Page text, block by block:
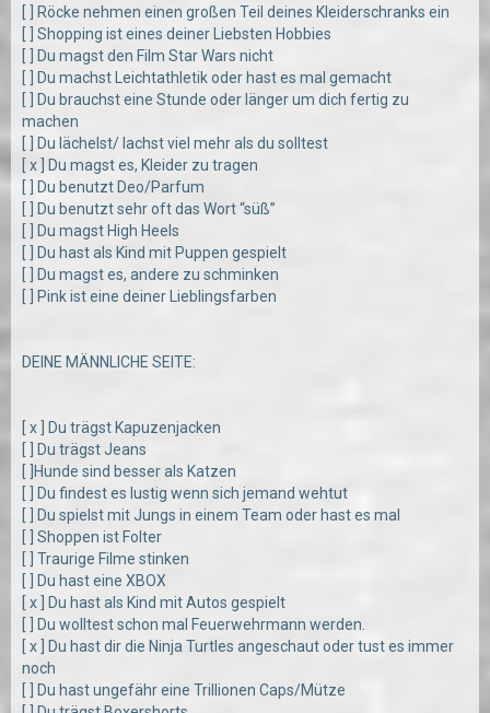
[ ] Röcke nehmen einen großen Teil deines Kleiderschranks ein
[ ] Shopping ist eines deiner Liebsten Hobbies
[ ] Du magst den Film Star Wars nicht
[ ] Du machst Leichtathletik oder hast es mal gemacht
[ ] Du brauchst eine Stunde oder länger um dich fertig zu
machen
[ ] Du lächelst/ lachst viel mehr als du solltest
[ x ] Du magst es, Kleider zu tragen
[ ] Du benutzt Deo/Parfum
[ ] Du benutzt sehr oft das Wort “süß”
[ ] Du magst High Heels
[ ] Du hast als Kind mit Puppen gespielt
[ ] Du magst es, andere zu schminken
[ ] Pink ist eine deiner Lieblingsfarben
DEINE MÄNNLICHE SEITE:
[ x ] Du trägst Kapuzenjacken
[ ] Du trägst Jeans
[ ]Hunde sind besser als Katzen
[ ] Du findest es lustig wenn sich jemand wehtut
[ ] Du spielst mit Jungs in einem Team oder hast es mal
[ ] Shoppen ist Folter
[ ] Traurige Filme stinken
[ ] Du hast eine XBOX
[ x ] Du hast als Kind mit Autos gespielt
[ ] Du wolltest schon mal Feuerwehrmann werden.
[ x ] Du hast dir die Ninja Turtles angeschaut oder tust es immer
noch
[ ] Du hast ungefähr eine Trillionen Caps/Mütze